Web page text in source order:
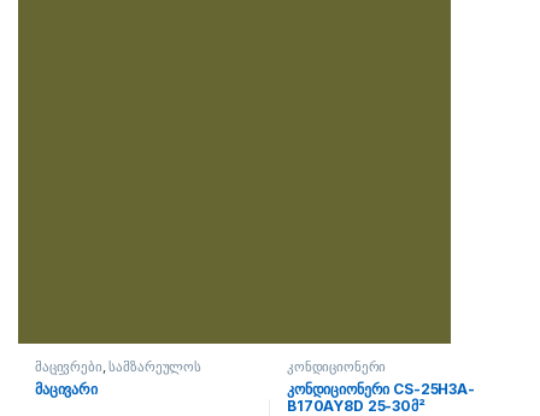
მაცივრები ,სამზარეულოს
ტექნიკა
მაცივარი
კონდიციონერი
კონდიციონერი CS-25H3A-
B170AY8D 25-30მ²